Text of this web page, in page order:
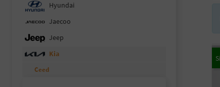
Hyundai
Jaecoo
Jeep
Kia
Ceed